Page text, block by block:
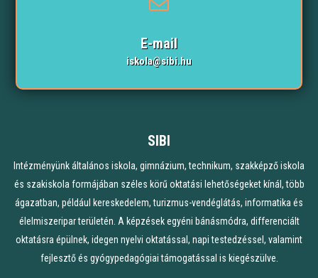
E-mail
iskola@sibi.hu
SIBI
Intézményünk általános iskola, gimnázium, technikum, szakképző iskola
és szakiskola formájában széles körű oktatási lehetőségeket kínál, több
ágazatban, például kereskedelem, turizmus-vendéglátás, informatika és
élelmiszeripar területén. A képzések egyéni bánásmódra, differenciált
oktatásra épülnek, idegen nyelvi oktatással, napi testedzéssel, valamint
fejlesztő és gyógypedagógiai támogatással is kiegészülve.